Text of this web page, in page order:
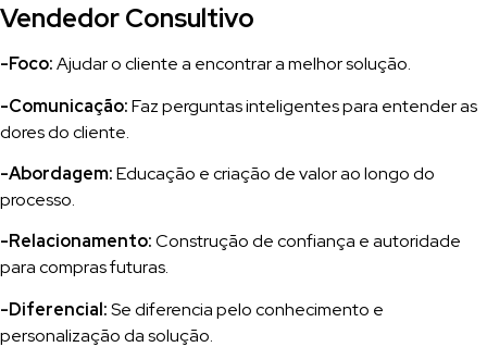
Vendedor Consultivo
-Foco:Ajudar o cliente a encontrar a melhor solução.
-Comunicação:Faz perguntas inteligentes para entender as
dores do cliente.
-Abordagem:Educação e criação de valor ao longo do
processo.
-Relacionamento:Construção de confiança e autoridade
para compras futuras.
-Diferencial:Se diferencia pelo conhecimento e
personalização da solução.